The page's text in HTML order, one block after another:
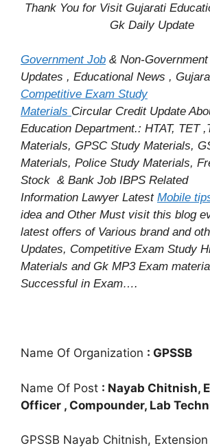
Thank You for Visit Gujarati
Gk Daily Update
Government Job & Non-
Updates , Educational News ,
Competitive Exam Study
Materials Circular CreditUpdate
Education Department.: HTAT, TET
Materials, GPSC Study Materials,
Materials, Police Study Materials,
Stock & Bank Job IBPS Related
Information Lawyer Latest Mobile
idea and Other Must visit this blog
latest offers of Various brand and
Updates, Competitive Exam Study
Materials and Gk MP3 Exam
Successful in Exam….
Name Of Organization : GPSSB
Name Of Post : Nayab Chitnish,
Officer , Compounder, Lab
GPSSB Nayab Chitnish,